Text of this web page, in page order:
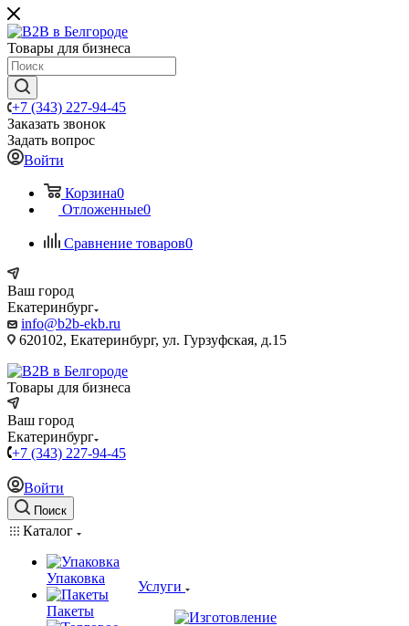
Товары для бизнеса
+7 (343) 227-94-45
Заказать звонок
Задать вопрос
Войти
Корзина0
Отложенные0
Сравнение товаров0
Ваш город
Екатеринбург
info@b2b-ekb.ru
620102, Екатеринбург, ул. Гурзуфская, д.15
Товары для бизнеса
Ваш город
Екатеринбург
+7 (343) 227-94-45
Войти
Поиск
Каталог
Упаковка
Пакеты
Услуги